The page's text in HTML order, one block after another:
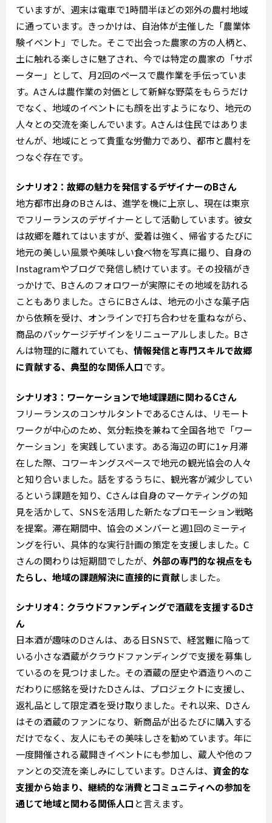
ていますが、週末は電車で1時間半ほどの郊外の農村地域
に通っています。きっかけは、自治体が主催した「農業体
験イベント」でした。そこで出会った農家の方の人柄と、
土に触れる楽しさに魅了され、今では特定の農家の「サポ
ーター」として、月2回のペースで農作業を手伝っていま
す。Aさんは農作業の対価として新鮮な野菜をもらうだけ
でなく、地域のイベントにも顔を出すようになり、地元の
人々との交流を楽しんでいます。Aさんは住民ではありま
せんが、地域にとって貴重な労働力であり、都市と農村を
つなぐ存在です。
シナリオ2：故郷の魅力を発信するデザイナーのBさん
地方都市出身のBさんは、進学を機に上京し、現在は東京
でフリーランスのデザイナーとして活動しています。彼女
は故郷を離れてはいますが、愛着は強く、帰省するたびに
地元の美しい風景や美味しい食べ物を写真に撮り、自身の
Instagramやブログで発信し続けています。その投稿がき
っかけで、Bさんのフォロワーが実際にその地域を訪れる
こともありました。さらにBさんは、地元の小さな菓子店
から依頼を受け、オンラインで打ち合わせを重ねながら、
商品のパッケージデザインをリニューアルしました。Bさ
んは物理的に離れていても、 情報発信と専門スキルで故郷
に貢献する、典型的な関係人口です。
シナリオ3：ワーケーションで地域課題に関わるCさん
フリーランスのコンサルタントであるCさんは、リモート
ワークが中心のため、気分転換を兼ねて全国各地で「ワー
ケーション」を実践しています。ある海辺の町に1ヶ月滞
在した際、コワーキングスペースで地元の観光協会の人々
と知り合いました。話をするうちに、観光客が減少してい
るという課題を知り、Cさんは自身のマーケティングの知
見を活かして、SNSを活用した新たなプロモーション戦略
を提案。滞在期間中、協会のメンバーと週1回のミーティ
ングを行い、具体的な実行計画の策定を支援しました。C
さんの関わりは短期間でしたが、 外部の専門的な視点をも
たらし、地域の課題解決に直接的に貢献しました。
シナリオ4：クラウドファンディングで酒蔵を支援するDさ
ん
日本酒が趣味のDさんは、ある日SNSで、経営難に陥って
いる小さな酒蔵がクラウドファンディングで支援を募集し
ているのを見つけました。その酒蔵の歴史や酒造りへのこ
だわりに感銘を受けたDさんは、プロジェクトに支援し、
返礼品として限定酒を受け取りました。それ以来、Dさん
はその酒蔵のファンになり、新商品が出るたびに購入する
だけでなく、友人にもその美味しさを勧めています。年に
一度開催される蔵開きイベントにも参加し、蔵人や他のフ
ァンとの交流を楽しみにしています。Dさんは、 資金的な
支援から始まり、継続的な消費とコミュニティへの参加を
通じて地域と関わる関係人口 と言えます。